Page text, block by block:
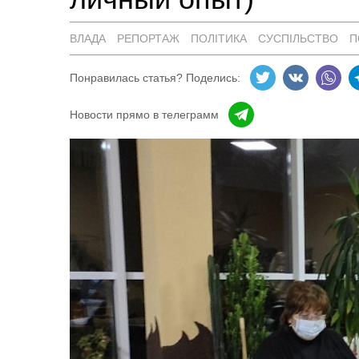
ВЛАДА РЕПОРТАЖ ПОЛІТИКА СУСПІЛЬСТВО
Понравилась статья? Поделись:
Новости прямо в телеграмм